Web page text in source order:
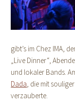
gibt’s im Chez IMA,
„Live Dinner“,
und lokaler Bands.
Dada , die mit
verzauberte.